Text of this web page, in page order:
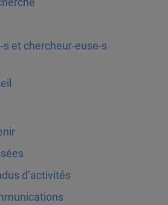
s et chercheur-euse-s
d’activités